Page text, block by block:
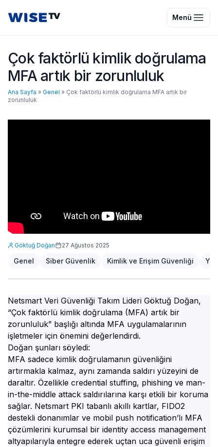
Wise TV Menü
Çok faktörlü kimlik doğrulama
MFA artık bir zorunluluk
Ana Sayfa » Genel » Çok faktörlü kimlik doğrulama MFA artık bir
zorunluluk
Göktuğ Doğan 27 Ağustos 2025
Genel Siber Güvenlik Kimlik ve Erişim Güvenliği
Netsmart Veri Güvenliği Takım Lideri Göktuğ Doğan,
“Çok faktörlü kimlik doğrulama (MFA) artık bir
zorunluluk” başlığı altında MFA uygulamalarının
işletmeler için önemini değerlendirdi.
Doğan şunları söyledi:
MFA sadece kimlik doğrulamanın güvenliğini
artırmakla kalmaz, aynı zamanda saldırı yüzeyini de
daraltır. Özellikle credential stuffing, phishing ve man-
in-the-middle attack saldırılarına karşı etkili bir koruma
sağlar. Netsmart PKI tabanlı akıllı kartlar, FIDO2
destekli donanımlar ve mobil push notification’lı MFA
çözümlerini kurumsal bir identity access management
altyapılarıyla entegre ederek uçtan uca güvenli erişim